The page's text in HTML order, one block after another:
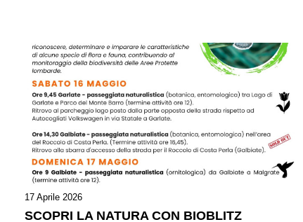
17 Aprile 2026
SCOPRI LA NATURA CON BIOBLITZ